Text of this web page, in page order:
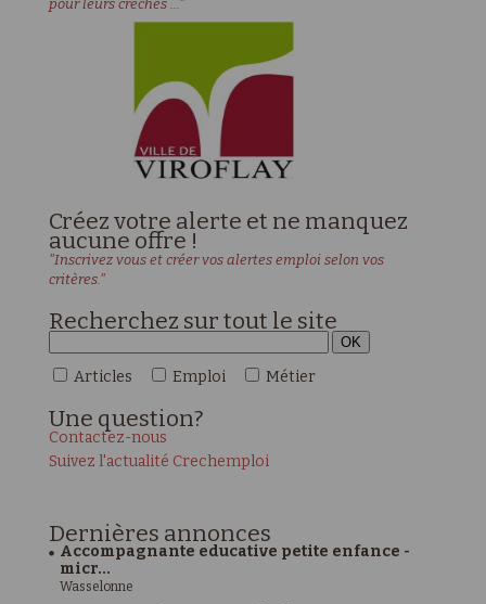
pour leurs crèches ..."
Créez votre alerte et ne manquez
aucune offre !
"Inscrivez vous et créer vos alertes emploi selon vos
critères."
Recherchez sur tout le site
Articles Emploi Métier
Une question?
Contactez-nous
Suivez l'actualité Crechemploi
Dernières annonces
Accompagnante educative petite enfance -
micr...
Wasselonne